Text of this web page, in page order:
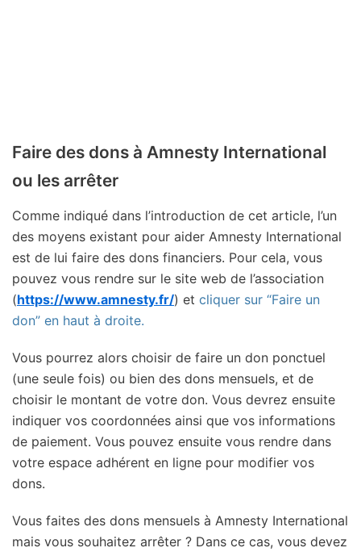
Faire des dons à Amnesty International
ou les arrêter
Comme indiqué dans l’introduction de cet article, l’un
des moyens existant pour aider Amnesty International
est de lui faire des dons financiers. Pour cela, vous
pouvez vous rendre sur le site web de l’association
(https://www.amnesty.fr/) et cliquer sur “Faire un
don” en haut à droite.
Vous pourrez alors choisir de faire un don ponctuel
(une seule fois) ou bien des dons mensuels, et de
choisir le montant de votre don. Vous devrez ensuite
indiquer vos coordonnées ainsi que vos informations
de paiement. Vous pouvez ensuite vous rendre dans
votre espace adhérent en ligne pour modifier vos
dons.
Vous faites des dons mensuels à Amnesty International
mais vous souhaitez arrêter ? Dans ce cas, vous devez